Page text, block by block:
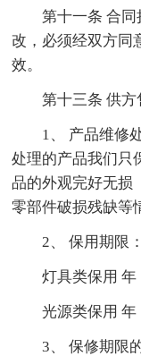
第十一条 合
改，必须经双方同
效。
第十三条 供方
1、 产品维修
处理的产品我们只
品的外观完好无损
零部件破损残缺等
2、 保用期限
灯具类保用 年
光源类保用 年
3、 保修期限